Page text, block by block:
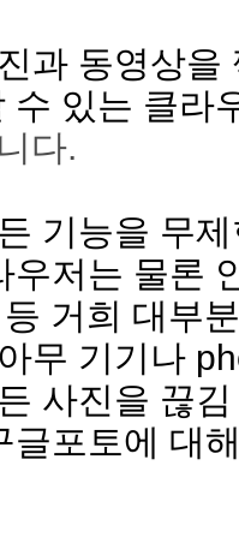
과 동영상을
수 있는 클라
다.
기능을 무
우저는 물론
거희 대부
무 기기나
사진을 끊
글포토에 대